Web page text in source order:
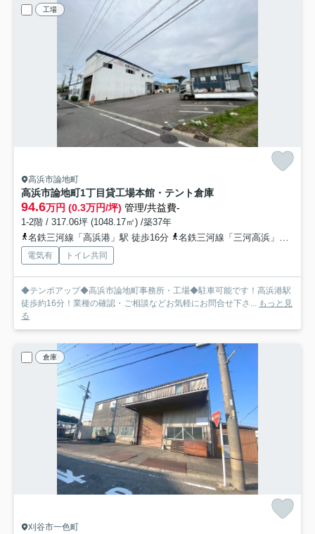
工場
高浜市論地町
高浜市論地町1丁目貸工場本館・テント倉庫
94.6万円 (0.3万円/坪) 管理/共益費-
1-2階 / 317.06坪 (1048.17㎡) /築37年
名鉄三河線「高浜港」駅 徒歩16分
名鉄三河線「三河高浜」駅 徒歩23分
電気有 トイレ共同
◆テンポアップ◆高浜市論地町事務所・工場◆駐車可能です！高浜港駅
徒歩約16分！業種の確認・ご相談などお気軽にお問合せ下さ... もっと見
る
倉庫
刈谷市一色町